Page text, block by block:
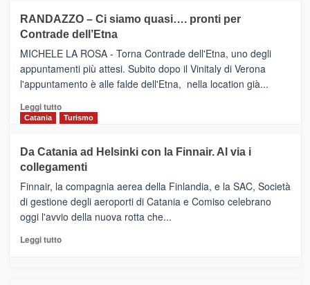
IL
NUOVO
SUMMER
CLUB
VIAGRANDE
(Ct)
–
Benanti
presenta
“Vino
&
Cultura
tappe
dell’enoturismo
RANDAZZO – Ci siamo quasi…. pronti per
Contrade dell’Etna
MICHELE LA ROSA - Torna Contrade dell'Etna, uno degli
appuntamenti più attesi. Subito dopo il Vinitaly di Verona
l'appuntamento è alle falde dell'Etna, nella location già...
Leggi tuttoLeggi
di
RANDAZZO
–
Ci
siamo
quasi….
pronti
per
Catania Turismo
Da Catania ad Helsinki con la Finnair. Al via i
collegamenti
Finnair, la compagnia aerea della Finlandia, e la SAC, Società
di gestione degli aeroporti di Catania e Comiso celebrano
oggi l'avvio della nuova rotta che...
Leggi tuttoLeggi